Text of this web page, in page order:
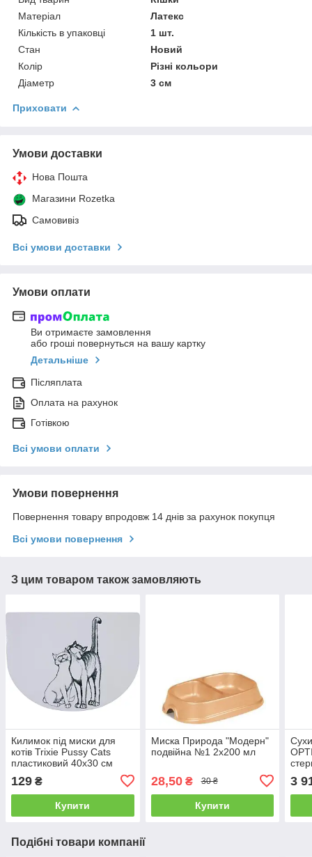
Матеріал
Латекс
Кількість в упаковці
1 шт.
Стан
Новий
Колір
Різні кольори
Діаметр
3 см
Приховати
Умови доставки
Нова Пошта
Магазини Rozetka
Самовивіз
Всі умови доставки
Умови оплати
Ви отримаєте замовлення
або гроші повернуться на вашу картку
Детальніше
Післяплата
Оплата на рахунок
Готівкою
Всі умови оплати
Умови повернення
Повернення товару впродовж 14 днів за рахунок покупця
Всі умови повернення
З цим товаром також замовляють
Килимок під миски для
котів Trixie Pussy Cats
пластиковий 40х30 см
129 ₴
Купити
Миска Природа "Модерн"
подвійна №1 2x200 мл
28,50₴ 30 ₴
Купити
3
Подібні товари компанії